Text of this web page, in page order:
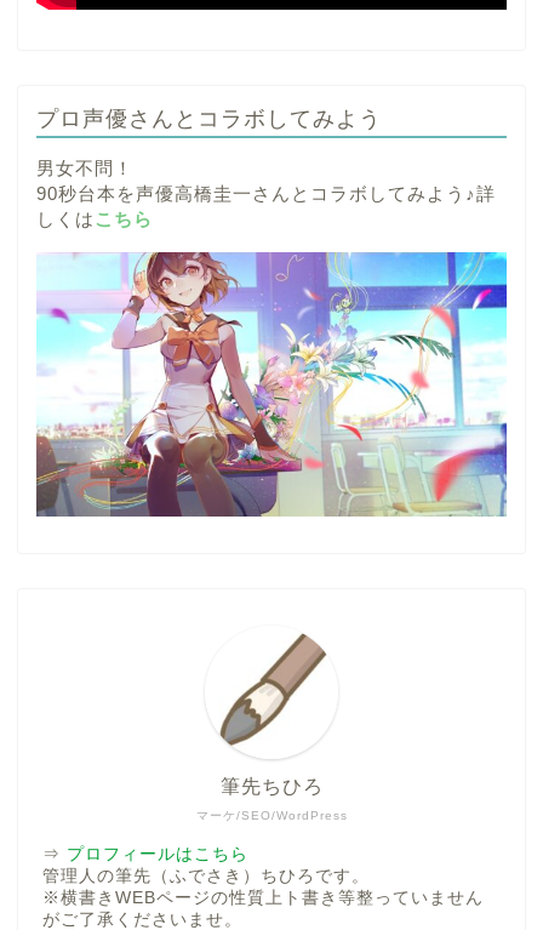
プロ声優さんとコラボしてみよう
男女不問！
90秒台本を声優高橋圭一さんとコラボしてみよう♪詳
しくは こちら
マーケ/SEO/WordPress
筆先ちひろ
⇒ プロフィールはこちら
管理人の筆先（ふでさき）ちひろです。
※横書きWEBページの性質上ト書き等整っていません
がご了承くださいませ。